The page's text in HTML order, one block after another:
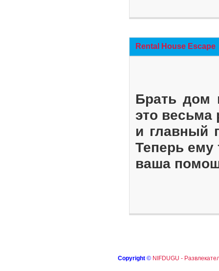
Rental House Escape
Брать дом
это весьма
и главный
Теперь ему
ваша
Copyright © NIFDUGU -